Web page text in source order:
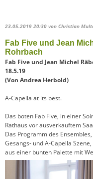
23.05.2019 20:30 von Christian
Fab Five und Jean
Rohrbach
Fab Five und Jean Michel
18.5.19
(Von Andrea Herbold)
A-Capella at its best.
Das boten Fab Five, in einer
Rathaus vor ausverkauftem
Das Programm des
Gesangs- und A-Capella
aus einer bunten Palette mit